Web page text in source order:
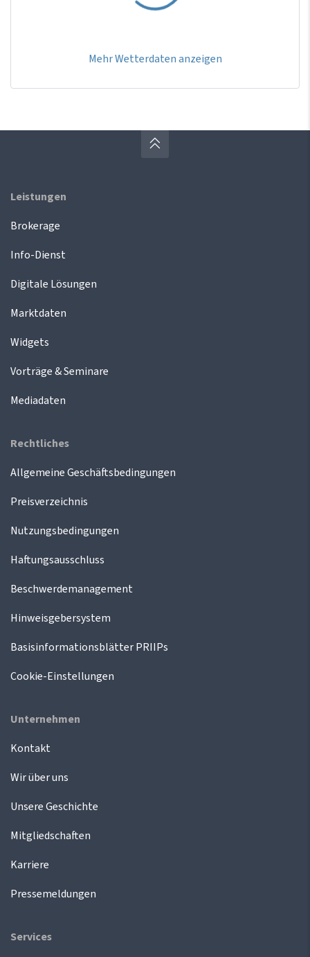
Mehr Wetterdaten anzeigen
Leistungen
Brokerage
Info-Dienst
Digitale Lösungen
Marktdaten
Widgets
Vorträge & Seminare
Mediadaten
Rechtliches
Allgemeine Geschäftsbedingungen
Preisverzeichnis
Nutzungsbedingungen
Haftungsausschluss
Beschwerdemanagement
Hinweisgebersystem
Basisinformationsblätter PRIIPs
Cookie-Einstellungen
Unternehmen
Kontakt
Wir über uns
Unsere Geschichte
Mitgliedschaften
Karriere
Pressemeldungen
Services